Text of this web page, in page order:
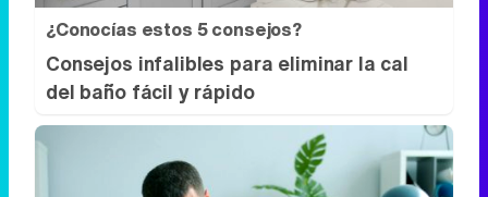
¿Conocías estos 5 consejos?
Consejos infalibles para eliminar la cal
del baño fácil y rápido